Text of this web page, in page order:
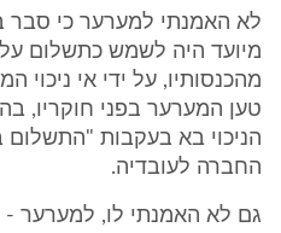
לא האמנתי למערער כי סבר
מיועד היה לשמש כתשלום
מהכנסותיו, על ידי אי
הניכוי בא בעקבות "התשלום
החברה לעובדיה.
גם לא האמנתי לו, למערער -